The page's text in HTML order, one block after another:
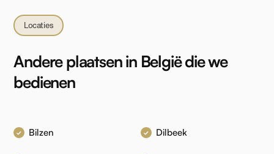
Locaties
Andere plaatsen in België die we
bedienen
Bilzen Dilbeek